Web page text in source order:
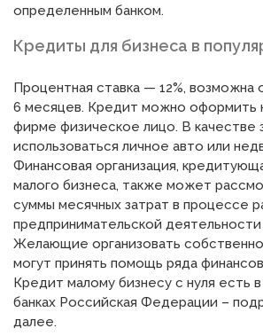
определенным банком.
Кредиты для бизнеса в
Процентная ставка — 12%, возможна
6 месяцев. Кредит можно оформить
фирме физическое лицо. В качестве
использоваться личное авто или
Финансовая организация,
малого бизнеса, также может
суммы месячных затрат в процессе
предпринимательской
Желающие организовать
могут принять помощь ряда
Кредит малому бизнесу с нуля есть
банках Российская Федерации –
далее.